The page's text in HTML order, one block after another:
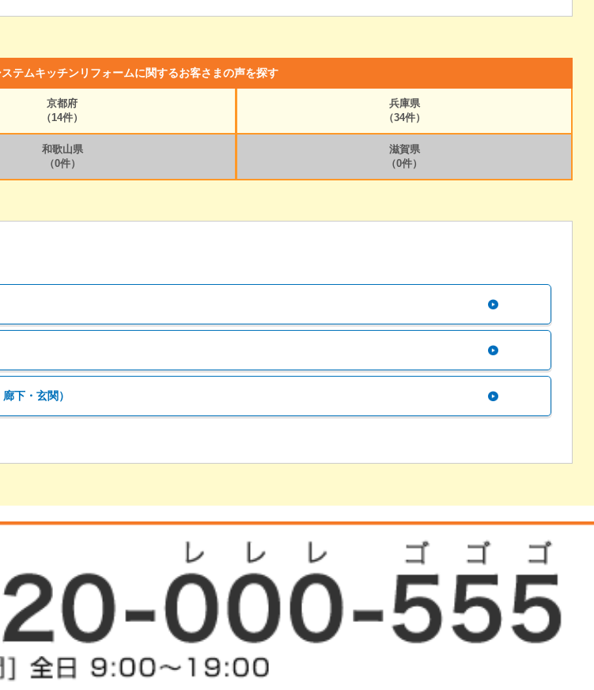
テムキッチンリフォームに関するお客さまの声を探す
京都府
（14件）
兵庫県
（34件）
和歌山県
（0件）
滋賀県
（0件）
下・玄関）